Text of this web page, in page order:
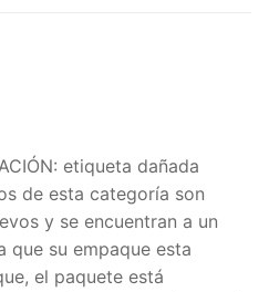
etiqueta dañada
de esta categoría son
y se encuentran a un
que su empaque esta
el paquete está